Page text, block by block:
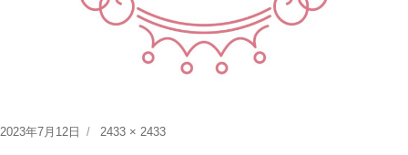
投
2023年7月12日
フ
2433 × 2433